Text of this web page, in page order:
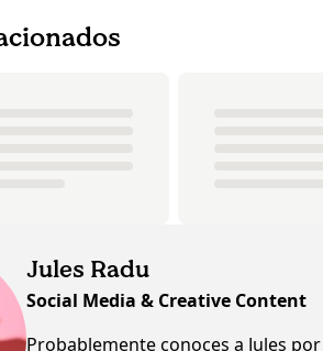
Jules Radu
Social Media & Creative Content
Probablemente conoces a Jules